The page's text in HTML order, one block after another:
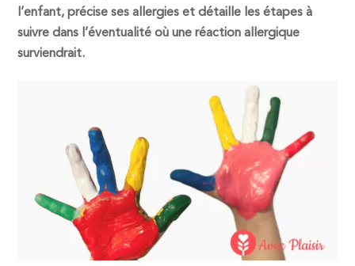
l’enfant, précise ses allergies et détaille les étapes à
suivre dans l’éventualité où une réaction allergique
surviendrait.